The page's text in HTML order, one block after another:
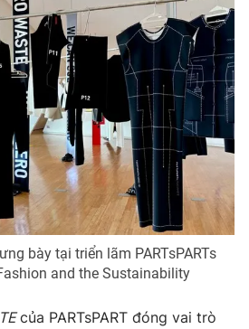
Podcast
Infographic
Shorts video
VTV Thể thao
bày tại triển lãm PARTsPARTs
and the Sustainability
của PARTsPART đóng vai trò